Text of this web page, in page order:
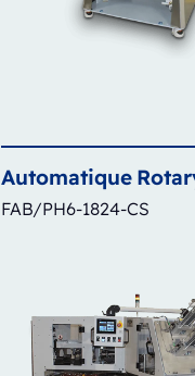
Automatique
FAB/PH6-1824-CS